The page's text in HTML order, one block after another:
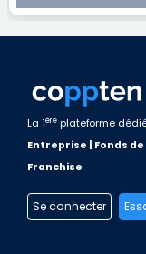
La 1ère plateforme
Entreprise | Fonds
Franchise
Se connecter